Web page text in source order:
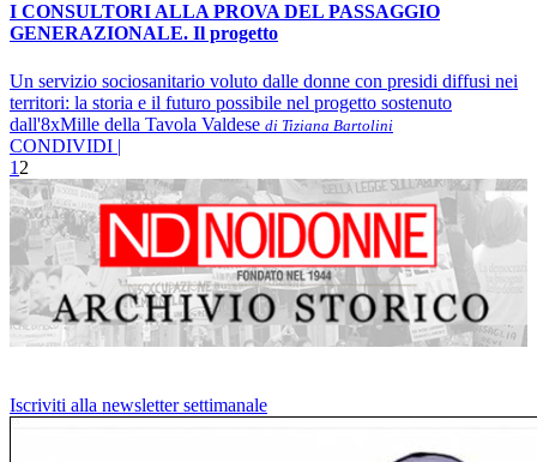
I CONSULTORI ALLA PROVA DEL PASSAGGIO
GENERAZIONALE. Il progetto
Un servizio sociosanitario voluto dalle donne con presidi diffusi nei
territori: la storia e il futuro possibile nel progetto sostenuto
dall'8xMille della Tavola Valdese di Tiziana Bartolini
CONDIVIDI |
1 2
Iscriviti alla newsletter settimanale